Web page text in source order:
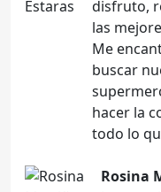
disfruto,
las
Me
buscar
hacer la
todo lo
Rosina